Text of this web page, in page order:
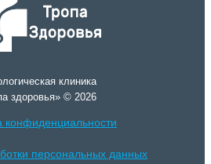
клиника
здоровья» © 2026
конфиденциальности
персональных данных